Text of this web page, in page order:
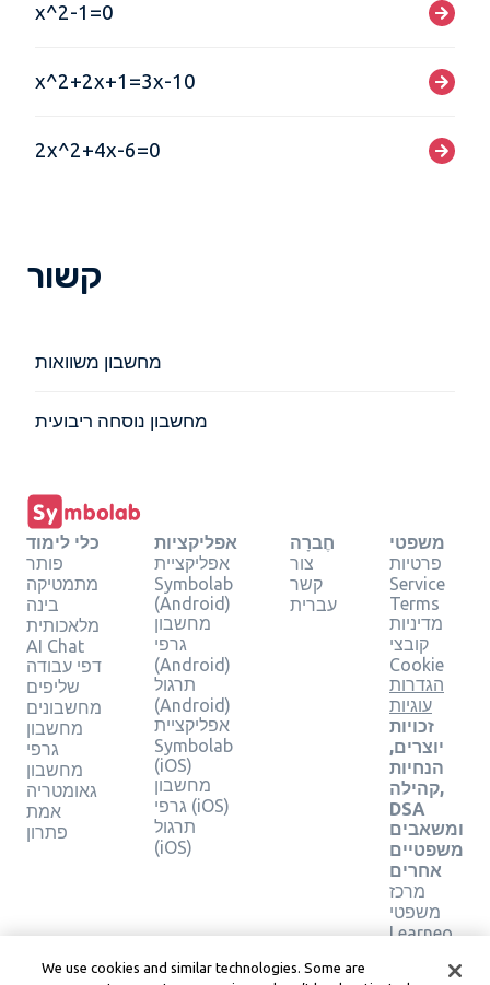
x^2-1=0
x^2+2x+1=3x-10
2x^2+4x-6=0
קשור
מחשבון משוואות
מחשבון נוסחה ריבועית
כלי לימוד
פותר
מתמטיקה
בינה
מלאכותית
AI Chat
דפי עבודה
שליפים
מחשבונים
מחשבון
גרפי
מחשבון
גאומטריה
אמת
פתרון
אפליקציות
אפליקציית
Symbolab
(Android)
מחשבון
גרפי
(Android)
תרגול
(Android)
אפליקציית
Symbolab
(iOS)
מחשבון
גרפי (iOS)
תרגול
(iOS)
חֶברָה
צור
קשר
עברית
משפטי
פרטיות
Service
Terms
מדיניות
קובצי
Cookie
הגדרות
עוגיות
זכויות
יוצרים,
הנחיות
קהילה,
DSA
ומשאבים
משפטיים
אחרים
מרכז
משפטי
Learneo
We use cookies and similar technologies. Some are